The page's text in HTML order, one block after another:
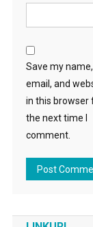
Save my name,
email, and
in this browser
the next time I
comment.